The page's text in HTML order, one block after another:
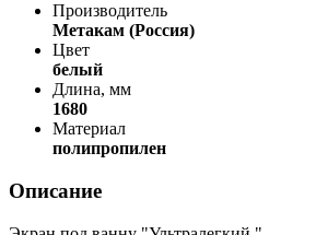
Производитель
Метакам (Россия)
Цвет
белый
Длина, мм
1680
Материал
полипропилен
Описание